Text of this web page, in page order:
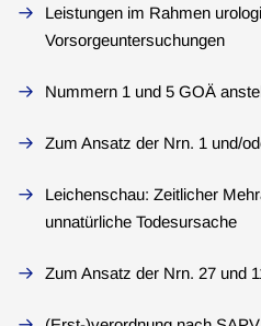
Leistungen im Rahmen
Vorsorgeuntersuchungen
Nummern 1 und 5 GOÄ
Zum Ansatz der Nrn. 1 und/
Leichenschau: Zeitlicher
unnatürliche Todesursache
Zum Ansatz der Nrn. 27 und